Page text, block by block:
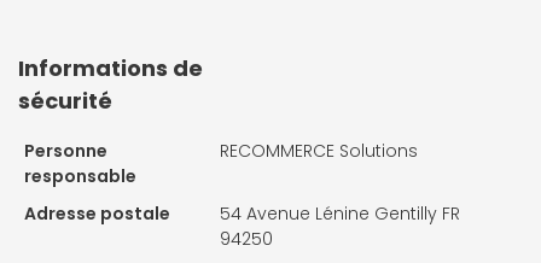
Informations de
sécurité
Personne
responsable
RECOMMERCE Solutions
Adresse postale
54 Avenue Lénine Gentilly FR
94250